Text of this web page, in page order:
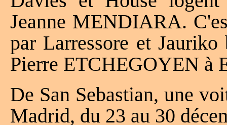
Jeanne MENDIARA.
par Larressore et
Pierre ETCHEGOYEN à
De San Sebastian, une
Madrid, du 23 au 30